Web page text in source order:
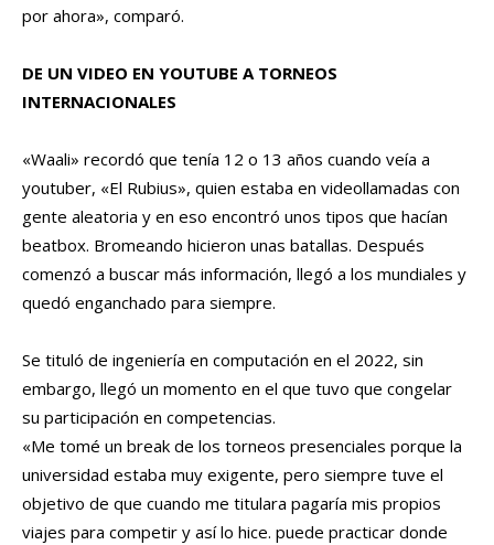
por ahora», comparó.
DE UN VIDEO EN YOUTUBE A TORNEOS
INTERNACIONALES
«Waali» recordó que tenía 12 o 13 años cuando veía a
youtuber, «El Rubius», quien estaba en videollamadas con
gente aleatoria y en eso encontró unos tipos que hacían
beatbox. Bromeando hicieron unas batallas. Después
comenzó a buscar más información, llegó a los mundiales y
quedó enganchado para siempre.
Se tituló de ingeniería en computación en el 2022, sin
embargo, llegó un momento en el que tuvo que congelar
su participación en competencias.
«Me tomé un break de los torneos presenciales porque la
universidad estaba muy exigente, pero siempre tuve el
objetivo de que cuando me titulara pagaría mis propios
viajes para competir y así lo hice. puede practicar donde